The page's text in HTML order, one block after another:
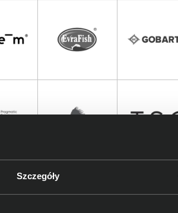
Szczegóły